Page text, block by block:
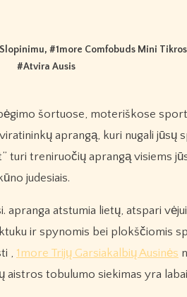
, #1more Comfobuds Mini
#Atvira Ausis
aprangą, kuri nugali jūsų
turi treniruočių aprangą visiems
judesiais.
apranga atstumia lietų, atspari
ir spynomis bei plokščiomis
, 1more Trijų Garsiakalbių Ausinės
aistros tobulumo siekimas yra